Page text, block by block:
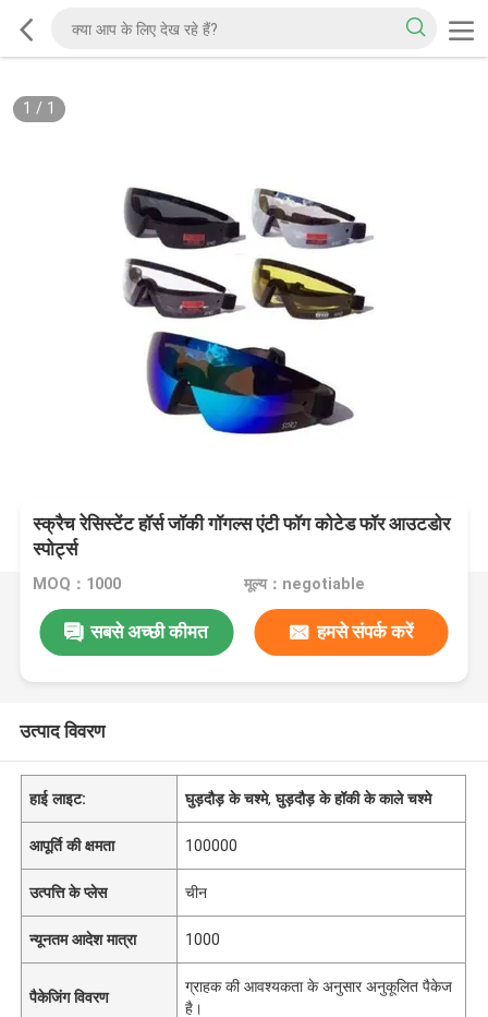
1 / 1
स्क्रैच रेसिस्टेंट हॉर्स जॉकी गॉगल्स एंटी फॉग कोटेड फॉर आउटडोर
स्पोर्ट्स
MOQ：1000 मूल्य：negotiable
सबसे अच्छी कीमत हमसे संपर्क करें
उत्पाद विवरण
हाई लाइट: घुड़दौड़ के चश्मे,घुड़दौड़ के हॉकी के काले चश्मे
आपूर्ति की क्षमता 100000
उत्पत्ति के प्लेस चीन
न्यूनतम आदेश मात्रा 1000
पैकेजिंग विवरण
ग्राहक की आवश्यकता के अनुसार अनुकूलित पैकेज
है।